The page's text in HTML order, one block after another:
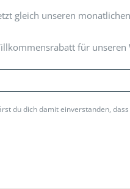
gleich unseren
für
du dich damit einverstanden,